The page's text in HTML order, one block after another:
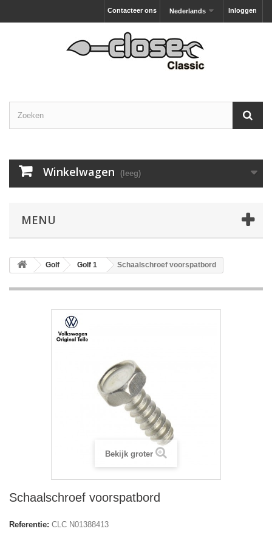
Inloggen
Nederlands
Contacteer ons
Winkelwagen (leeg)
MENU
Golf Golf 1 Schaalschroef voorspatbord
Bekijk groter
Schaalschroef voorspatbord
Referentie: CLC N01388413